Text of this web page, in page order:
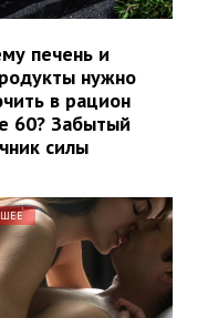
печень и
нужно
в рацион
60? Забытый
силы